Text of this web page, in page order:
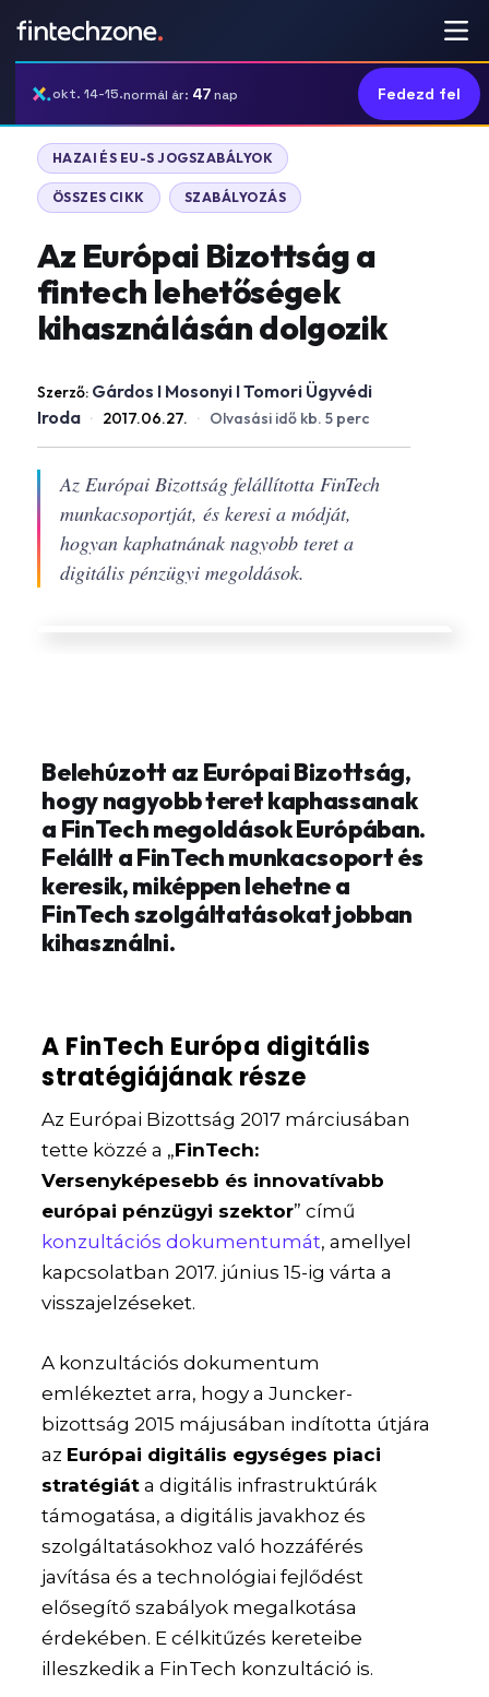
okt. 14-15.normál ár: 47nap Fedezd fel
HAZAI ÉS EU-S JOGSZABÁLYOK
ÖSSZES CIKK SZABÁLYOZÁS
Az Európai Bizottság a
fintech lehetőségek
kihasználásán dolgozik
Szerző: Gárdos I Mosonyi I Tomori Ügyvédi
Iroda · 2017.06.27. · Olvasási idő kb. 5 perc
Az Európai Bizottság felállította FinTech
munkacsoportját, és keresi a módját,
hogyan kaphatnának nagyobb teret a
digitális pénzügyi megoldások.
Belehúzott az Európai Bizottság,
hogy nagyobb teret kaphassanak
a FinTech megoldások Európában.
Felállt a FinTech munkacsoport és
keresik, miképpen lehetne a
FinTech szolgáltatásokat jobban
kihasználni.
A FinTech Európa digitális
stratégiájának része
Az Európai Bizottság 2017 márciusában
tette közzé a „FinTech:
Versenyképesebb és innovatívabb
európai pénzügyi szektor” című
konzultációs dokumentumát, amellyel
kapcsolatban 2017. június 15-ig várta a
visszajelzéseket.
A konzultációs dokumentum
emlékeztet arra, hogy a Juncker-
bizottság 2015 májusában indította útjára
az Európai digitális egységes piaci
stratégiát a digitális infrastruktúrák
támogatása, a digitális javakhoz és
szolgáltatásokhoz való hozzáférés
javítása és a technológiai fejlődést
elősegítő szabályok megalkotása
érdekében. E célkitűzés kereteibe
illeszkedik a FinTech konzultáció is.